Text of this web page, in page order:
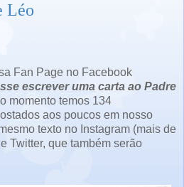
Léo
Fan Page no Facebook
escrever uma carta ao Padre
momento temos 134
aos poucos em nosso
texto no Instagram (mais de
Twitter, que também serão